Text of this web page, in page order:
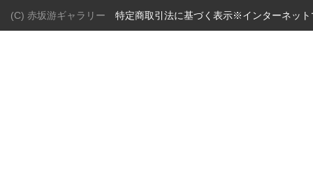
(C) 赤坂游ギャラリー 特定商取引法に基づく表示※インターネッ